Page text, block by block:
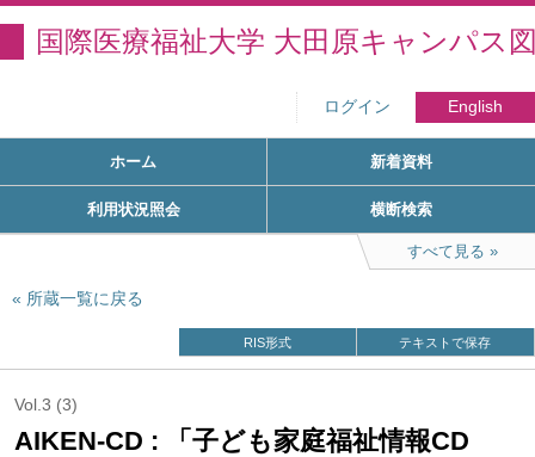
国際医療福祉大学 大田原キャンパス
ログイン English
ホーム 新着資料
利用状況照会 横断検索
すべて見る
所蔵一覧に戻る
RIS形式 テキストで保存
Vol.3 (3)
AIKEN-CD : 「子ども家庭福祉情報CD